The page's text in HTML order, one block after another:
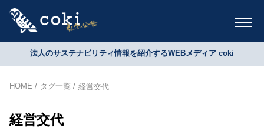
法人のサステナビリティ情報を紹介するWEBメディア coki
HOME タグ一覧 経営交代
経営交代